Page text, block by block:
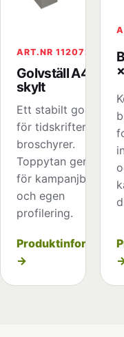
ART.NR 112072
Golvställ A4 med
skylt
Ett stabilt golvställ
för tidskrifter och
broschyrer.
Toppytan ger plats
för kampanjbudskap
och egen
profilering.
Produktinformation
→